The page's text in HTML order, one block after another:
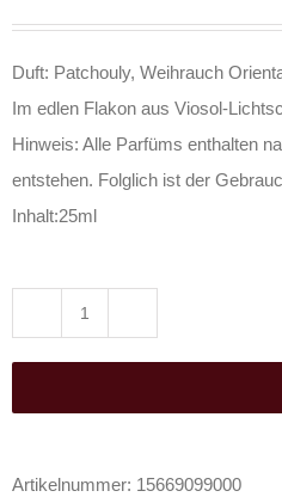
Duft: Patchouly, Weihrauch
Im edlen Flakon aus Viosol-
Hinweis: Alle Parfüms enthalten
entstehen. Folglich ist der
Inhalt:25ml
Noire
Artikelnummer: 15669099000